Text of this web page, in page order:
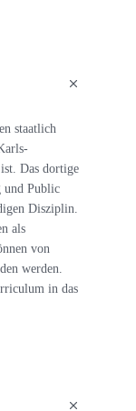
staatlich
Das dortige
und Public
Disziplin.
als
von
werden.
in das